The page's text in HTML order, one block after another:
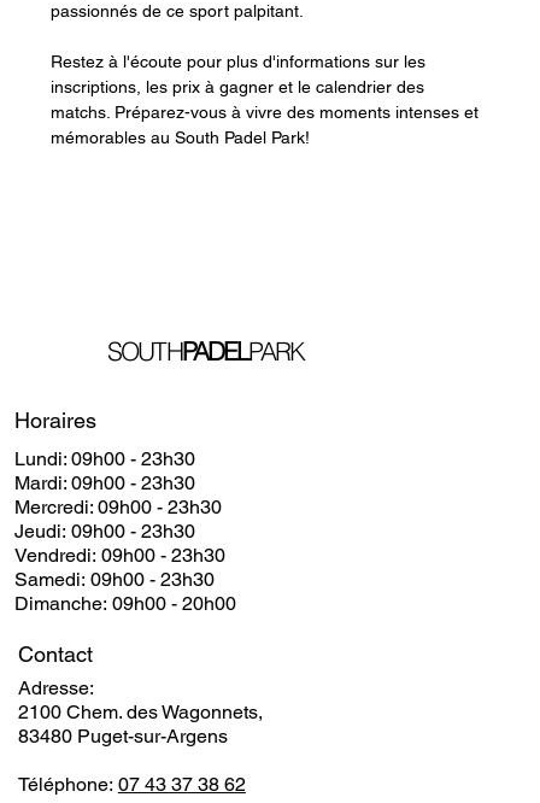
passionnés de ce sport palpitant.
Restez à l'écoute pour plus d'informations sur les
inscriptions, les prix à gagner et le calendrier des
matchs. Préparez-vous à vivre des moments intenses et
mémorables au South Padel Park!
SOUTHPADELPARK
Horaires
Lundi: 09h00 - 23h30
​​Mardi: 09h00 - 23h30
​Mercredi: 09h00 - 23h30
Jeudi: 09h00 - 23h30
Vendredi: 09h00 - 23h30
Samedi: 09h00 - 23h30
Dimanche: 09h00 - 20h00
Contact
Adresse:
2100 Chem. des Wagonnets,
83480 Puget-sur-Argens
Téléphone: 07 43 37 38 62